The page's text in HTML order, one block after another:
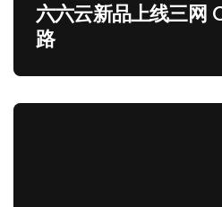
六六云新品上线三网
路